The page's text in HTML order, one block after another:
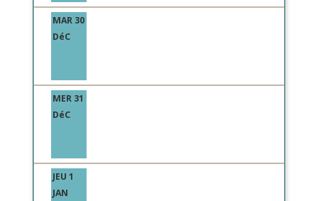
MAR 30
DéC
MER 31
DéC
JEU 1
JAN